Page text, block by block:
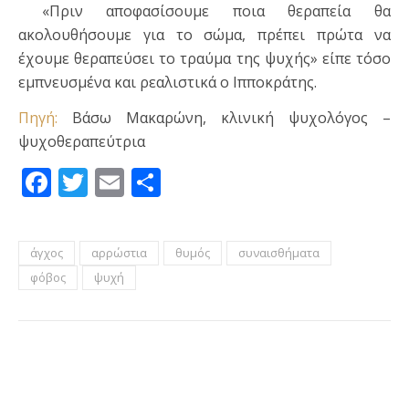
«Πριν αποφασίσουμε ποια θεραπεία θα
ακολουθήσουμε για το σώμα, πρέπει πρώτα να
έχουμε θεραπεύσει το τραύμα της ψυχής» είπε τόσο
εμπνευσμένα και ρεαλιστικά ο Ιπποκράτης.
Πηγή: Βάσω Μακαρώνη, κλινική ψυχολόγος –
ψυχοθεραπεύτρια
Facebook
Twitter
Email
άγχος αρρώστια θυμός
συναισθήματα
φόβος
ψυχή